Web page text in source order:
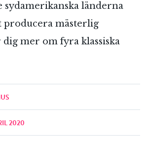
sydamerikanska länderna
producera mästerlig
mer om fyra klassiska
2020